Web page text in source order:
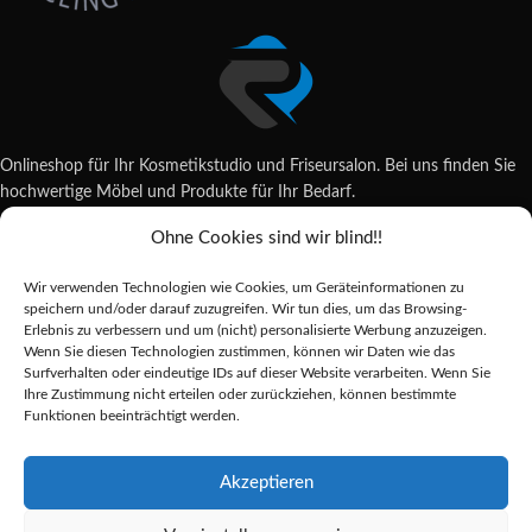
Ohne Cookies sind wir blind!!
Wir verwenden Technologien wie Cookies, um Geräteinformationen zu
speichern und/oder darauf zuzugreifen. Wir tun dies, um das Browsing-
Erlebnis zu verbessern und um (nicht) personalisierte Werbung anzuzeigen.
Wenn Sie diesen Technologien zustimmen, können wir Daten wie das
Surfverhalten oder eindeutige IDs auf dieser Website verarbeiten. Wenn Sie
Ihre Zustimmung nicht erteilen oder zurückziehen, können bestimmte
Funktionen beeinträchtigt werden.
Akzeptieren
Onlineshop für Ihr Kosmetikstudio und Friseursalon. Bei uns finden Sie
hochwertige Möbel und Produkte für Ihr Bedarf.
Wildsachsener Str. 6, 65207 Wiesbaden
shop@reda-shop.de
REDA SHOP - Hochwertige Studio Ausstattung
2025.
Alle Preise inkl. der gesetzlichen MwSt.
Die durchgestrichenen Preise entsprechen dem bisherigen Preis in diesem
Online-Shop.